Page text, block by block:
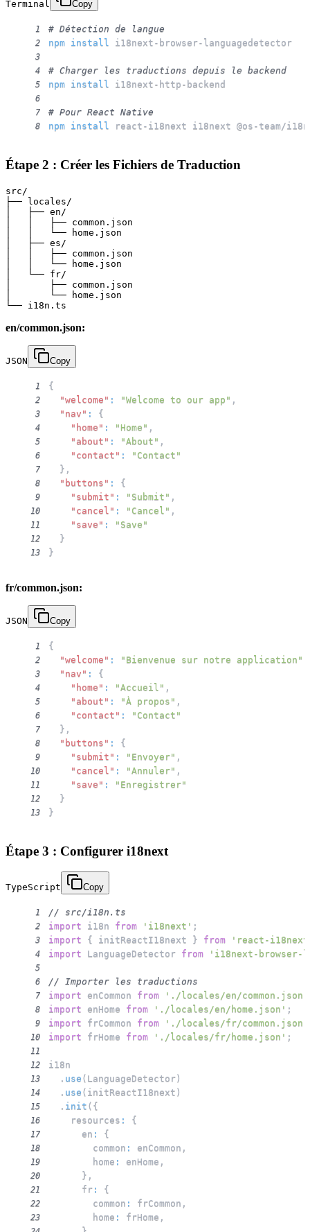
Terminal Copy
1 # Détection de langue
2 npm install
3
4
# Charger les traductions depuis le backend
5 npm install
6
7
# Pour React Native
8 npm install react-i18next i18next @os-team/
Étape 2 : Créer les Fichiers de Traduction
src/
├── locales/
│   ├── en/
│   │   ├── common.json
│   │   └── home.json
│   ├── es/
│   │   ├── common.json
│   │   └── home.json
│   └── fr/
│       ├── common.json
│       └── home.json
en/common.json:
JSON Copy
1 {
2 "welcome" : "Welcome to our app" ,
3 "nav" : {
4 "home" : "Home" ,
5 "about" : "About" ,
6 "contact" : "Contact"
7 } ,
8 "buttons" : {
9 "submit" : "Submit" ,
10 "cancel" : "Cancel" ,
11 "save" : "Save"
12 }
13 }
fr/common.json:
JSON Copy
1 {
2 "welcome" : "Bienvenue sur notre application"
3 "nav" : {
4 "home" : "Accueil" ,
5 "about" : "À propos" ,
6 "contact" : "Contact"
7 } ,
8 "buttons" : {
9 "submit" : "Envoyer" ,
10 "cancel" : "Annuler" ,
11 "save" : "Enregistrer"
12 }
13 }
Étape 3 : Configurer i18next
TypeScript Copy
1 // src/i18n.ts
2 import i18n from 'i18next' ;
3 import { initReactI18next } from 'react-
4 import LanguageDetector from 'i18next-browser-
5
6
// Importer les traductions
7 import enCommon from './locales/en/common.json'
8 import enHome from './locales/en/home.json' ;
9 import frCommon from './locales/fr/common.json'
10 import frHome from './locales/fr/home.json' ;
11
12
13 . use ( LanguageDetector)
14 . use ( initReactI18next )
15 . init ( {
16
    resources
: {
17
      en
: {
18
        common
: enCommon ,
19
        home
: enHome ,
20 } ,
21
      fr
: {
22
        common
: frCommon ,
23
        home
: frHome ,